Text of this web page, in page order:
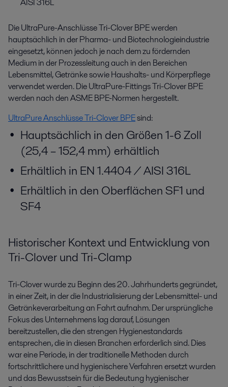
AISI 316L
Die UltraPure-Anschlüsse Tri-Clover BPE werden
hauptsächlich in der Pharma- und Biotechnologieindustrie
eingesetzt, können jedoch je nach dem zu fördernden
Medium in der Prozessleitung auch in den Bereichen
Lebensmittel, Getränke sowie Haushalts- und Körperpflege
verwendet werden. Die UltraPure-Fittings Tri-Clover BPE
werden nach den ASME BPE-Normen hergestellt.
UltraPure Anschlüsse Tri-Clover BPEsind:
Hauptsächlich in den Größen 1-6 Zoll
(25,4 – 152,4 mm) erhältlich
Erhältlich in EN 1.4404 / AISI 316L
Erhältlich in den Oberflächen SF1 und
SF4
Historischer Kontext und Entwicklung von
Tri-Clover und Tri-Clamp
Tri-Clover wurde zu Beginn des 20. Jahrhunderts gegründet,
in einer Zeit, in der die Industrialisierung der Lebensmittel- und
Getränkeverarbeitung an Fahrt aufnahm. Der ursprüngliche
Fokus des Unternehmens lag darauf, Lösungen
bereitzustellen, die den strengen Hygienestandards
entsprechen, die in diesen Branchen erforderlich sind. Dies
war eine Periode, in der traditionelle Methoden durch
fortschrittlichere und hygienischere Verfahren ersetzt wurden
und das Bewusstsein für die Bedeutung hygienischer